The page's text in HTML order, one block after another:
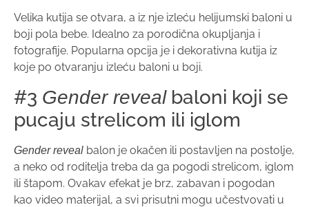
Velika kutija se otvara, a iz nje izleću helijumski baloni u
boji pola bebe. Idealno za porodična okupljanja i
fotografije. Popularna opcija je i dekorativna kutija iz
koje po otvaranju izleću baloni u boji.
#3 Gender revealbaloni koji se
pucaju strelicom ili iglom
Gender reveal balon je okačen ili postavljen na postolje,
a neko od roditelja treba da ga pogodi strelicom, iglom
ili štapom. Ovakav efekat je brz, zabavan i pogodan
kao video materijal, a svi prisutni mogu učestvovati u